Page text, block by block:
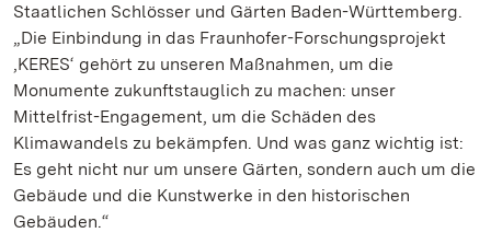
Staatlichen Schlösser und Gärten Baden-Württemberg.
„Die Einbindung in das Fraunhofer-Forschungsprojekt
‚KERES‘ gehört zu unseren Maßnahmen, um die
Monumente zukunftstauglich zu machen: unser
Mittelfrist-Engagement, um die Schäden des
Klimawandels zu bekämpfen. Und was ganz wichtig ist:
Es geht nicht nur um unsere Gärten, sondern auch um die
Gebäude und die Kunstwerke in den historischen
Gebäuden.“